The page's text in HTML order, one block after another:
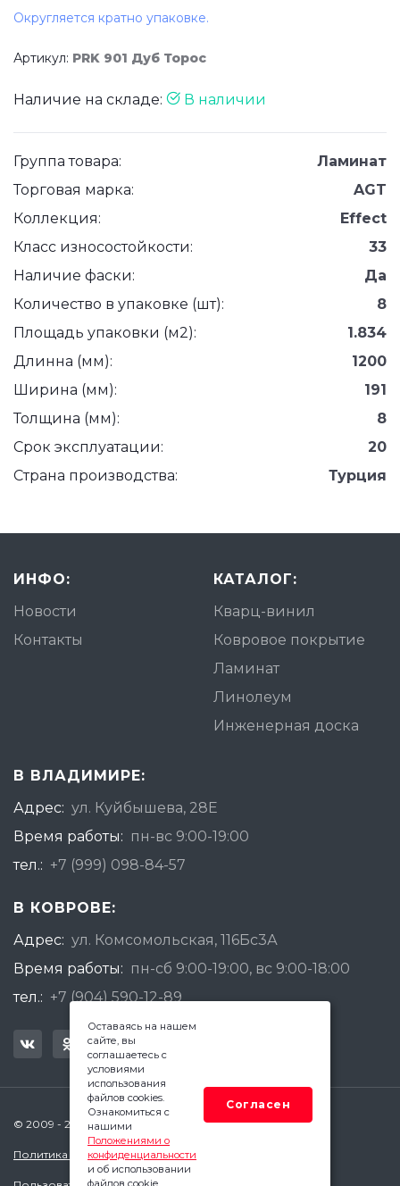
Округляется кратно упаковке.
Артикул: PRK 901 Дуб Торос
Наличие на складе: В наличии
Группа товара:
Ламинат
Торговая марка:
AGT
Коллекция:
Effect
Класс износостойкости:
33
Наличие фаски:
Да
Количество в упаковке (шт):
8
Площадь упаковки (м2):
1.834
Длинна (мм):
1200
Ширина (мм):
191
Толщина (мм):
8
Срок эксплуатации:
20
Страна производства:
Турция
ИНФО:
Новости
Контакты
КАТАЛОГ:
Кварц-винил
Ковровое покрытие
Ламинат
Линолеум
Инженерная доска
В ВЛАДИМИРЕ:
Адрес: ул. Куйбышева, 28Е
Время работы: пн-вс 9:00-19:00
тел.: +7 (999) 098-84-57
В КОВРОВЕ:
Адрес: ул. Комсомольская, 116Бс3А
Время работы: пн-сб 9:00-19:00, вс 9:00-18:00
тел.: +7 (904) 590-12-89
© 2009 - 2026 Квадратный Метр - Ковров
Политика конфиденциальности
Оставаясь на нашем
сайте, вы
соглашаетесь с
условиями
использования
файлов cookies.
Ознакомиться с
нашими
Положениями о
конфиденциальности
и об использовании
файлов cookie.
Согласен